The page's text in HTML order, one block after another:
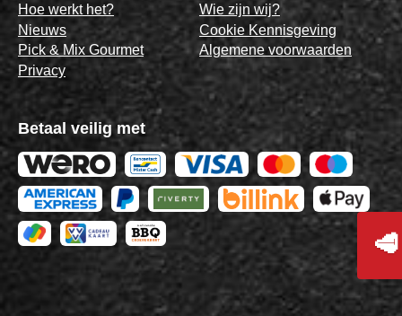
Hoe werkt het?
Nieuws
Pick & Mix Gourmet
Privacy
Wie zijn wij?
Cookie Kennisgeving
Algemene voorwaarden
Betaal veilig met
🥩